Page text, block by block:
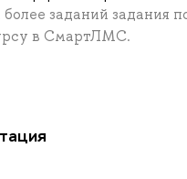
заданий задания
в СмартЛМС.